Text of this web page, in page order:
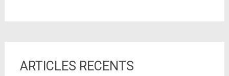
ARTICLES RECENTS